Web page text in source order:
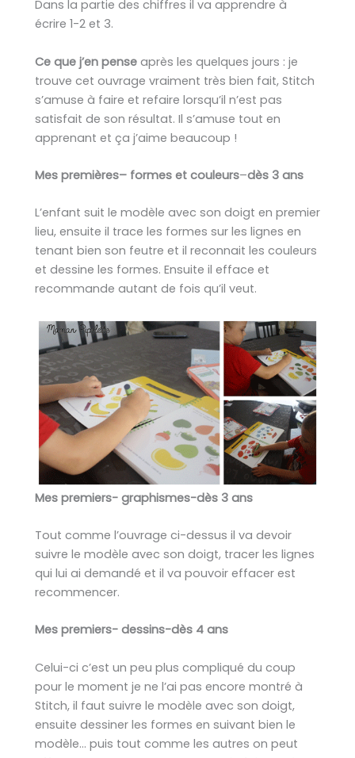
Dans la partie des chiffres il va apprendre à
écrire 1-2 et 3.
Ce que j’en pense après les quelques jours : je
trouve cet ouvrage vraiment très bien fait, Stitch
s’amuse à faire et refaire lorsqu’il n’est pas
satisfait de son résultat. Il s’amuse tout en
apprenant et ça j’aime beaucoup !
Mes premières– formes et couleurs–dès 3 ans
L’enfant suit le modèle avec son doigt en premier
lieu, ensuite il trace les formes sur les lignes en
tenant bien son feutre et il reconnait les couleurs
et dessine les formes. Ensuite il efface et
recommande autant de fois qu’il veut.
Mes premiers- graphismes-dès 3 ans
Tout comme l’ouvrage ci-dessus il va devoir
suivre le modèle avec son doigt, tracer les lignes
qui lui ai demandé et il va pouvoir effacer est
recommencer.
Mes premiers- dessins-dès 4 ans
Celui-ci c’est un peu plus compliqué du coup
pour le moment je ne l’ai pas encore montré à
Stitch, il faut suivre le modèle avec son doigt,
ensuite dessiner les formes en suivant bien le
modèle… puis tout comme les autres on peut